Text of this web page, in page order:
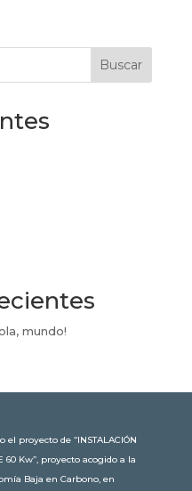
Buscar
mundo!
proyecto de “INSTALACIÓN
60 Kw”, proyecto acogido a la
Baja en Carbono, en